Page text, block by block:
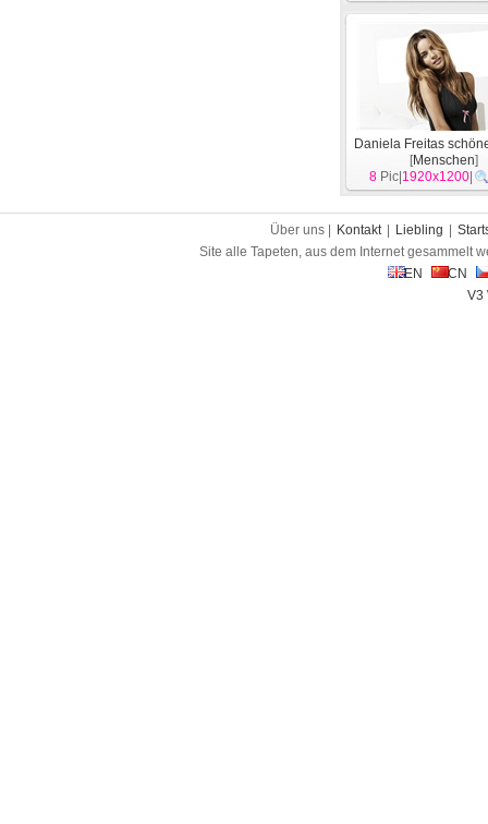
Daniela Freitas
[Menschen]
8 Pic| 1920x1200
Über uns | Kontakt Liebling
Site alle Tapeten, aus dem Internet gesammelt
EN
CN
V3